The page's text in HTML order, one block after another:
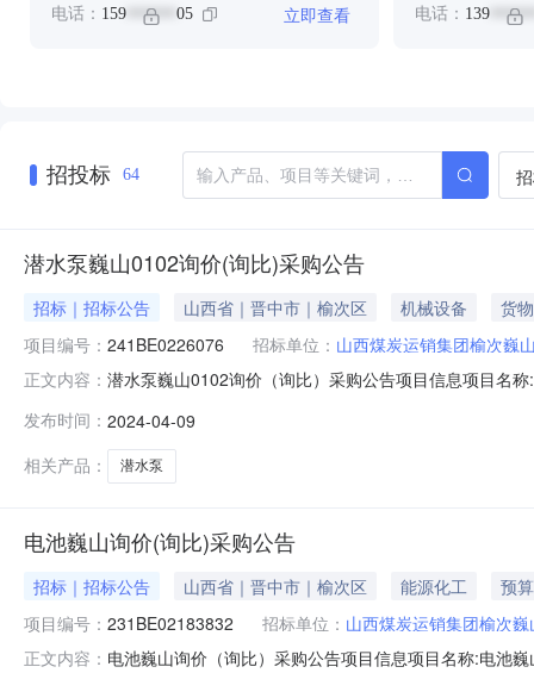
电话： 159 ****** 05 立即查看 电话： 139
招投标 64
潜水泵巍山0102询价(询比)采购公告
招标｜招标公告 山西省｜晋中市｜榆次区 机械设备
货物
项目编号： 241BE0226076 招标单位： 山西煤炭运销集团榆次巍
正文内容： 潜水泵巍山0102询价（询比）采购公告项目信息项目名
价（元）:50000采购控制价说明:采购控制价说明附件:工
发布时间： 2024-04-09
相关产品：
潜水泵
电池巍山询价(询比)采购公告
招标｜招标公告 山西省｜晋中市｜榆次区 能源化工
预
项目编号： 231BE02183832 招标单位： 山西煤炭运销集团榆次
正文内容： 电池巍山询价（询比）采购公告项目信息项目名称:电池